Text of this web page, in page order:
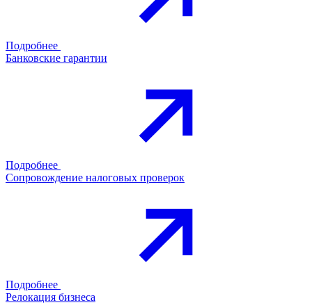
Подробнее
Банковские гарантии
Подробнее
Сопровождение налоговых проверок
Подробнее
Релокация бизнеса